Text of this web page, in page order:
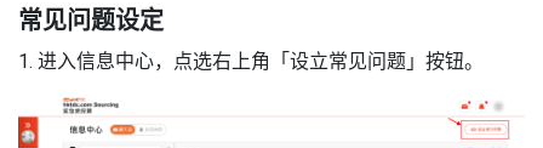
常见问题设定
1. 进入信息中心，点选右上角「设立常见问题」按钮。